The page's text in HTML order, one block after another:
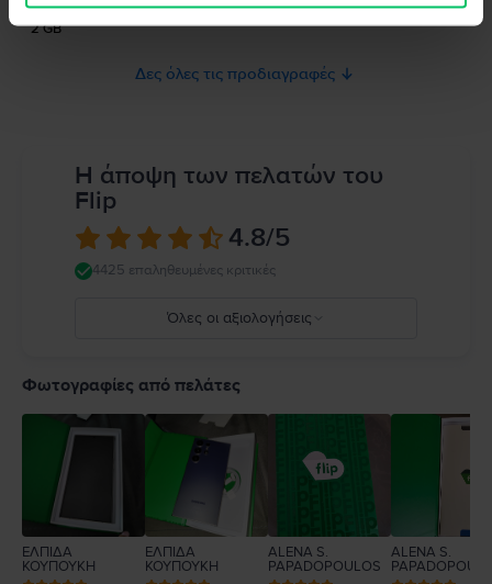
Μνήμη RAM
2 GB
Δες όλες τις προδιαγραφές
Η άποψη των πελατών του
Flip
4.8/5
4425 επαληθευμένες κριτικές
Όλες οι αξιολογήσεις
4
Φωτογραφίες από πελάτες
ΕΛΠΙΔΑ
ΚΟΥΠΟΥΚΗ
ΕΛΠΙΔΑ
ΚΟΥΠΟΥΚΗ
ALENA S.
PAPADOPOULOS
ALENA S.